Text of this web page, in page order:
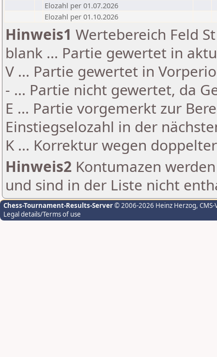
Elozahl per 01.07.2026
Elozahl per 01.10.2026
Hinweis1 Wertebereich Feld
blank ... Partie gewertet in
V ... Partie gewertet in
- ... Partie nicht gewertet, da
E ... Partie vorgemerkt zur
Einstiegselozahl in der
K ... Korrektur wegen
Hinweis2 Kontumazen
und sind in der Liste nicht
Chess-Tournament-Results-Server© 2006-2026 Heinz Herzog,
Legal details/Terms of use